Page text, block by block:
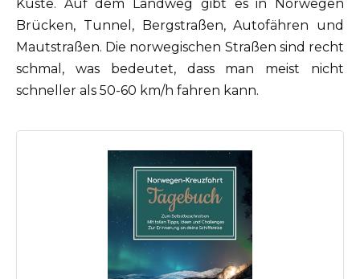
Küste. Auf dem Landweg gibt es in Norwegen
Brücken, Tunnel, Bergstraßen, Autofähren und
Mautstraßen. Die norwegischen Straßen sind recht
schmal, was bedeutet, dass man meist nicht
schneller als 50-60 km/h fahren kann.